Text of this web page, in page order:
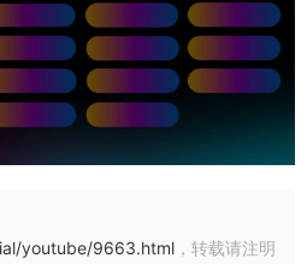
youtube/9663.html ，转载请注明